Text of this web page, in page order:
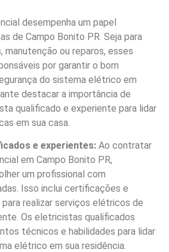
desempenha um papel
de Campo Bonito PR. Seja para
ou reparos, esses
por garantir o bom
do sistema elétrico em
destacar a importância de
qualificado e experiente para lidar
em sua casa.
e experientes: Ao contratar
em Campo Bonito PR,
um profissional com
Isso inclui certificações e
realizar serviços elétricos de
Os eletricistas qualificados
técnicos e habilidades para lidar
elétrico em sua residência.